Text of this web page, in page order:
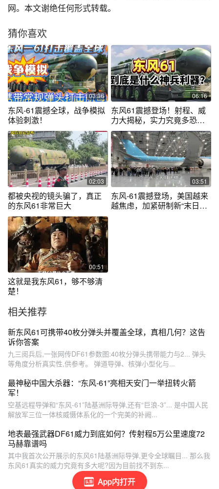
App内打开
网。本文谢绝任何形式转载。
猜你喜欢
03:36
东风-61震撼全球，战争模拟
体验刺激！
06:16
东风61震撼登场！射程、威
力大揭秘，实力究竟多恐
怖？
02:03
都被央视的镜头骗了，真正
的东风61非常巨大
03:51
东风-61震撼登场，美国越来
越焦虑，加紧研制新“末日飞
00:51
这就是我东风61，够不够清
楚！
相关推荐
新东风61可携带40枚分弹头并覆盖全球，真相几何？这告
诉你答案
九三阅兵后,一张网传DF61参数图:40枚分弹头携带能力与2... 弹头
等角度分析真实性,供参考。 弹道导弹、核弹小型化与...
最神秘中国大杀器：“东风-61”亮相天安门一举扭转火箭
军！
空基远程导弹和“东风-61”陆基洲际导弹,还有“巨浪-3”... 是中国人民
解放军三位一体核威慑体系化的一个完美的补阙...
地表最强武器DF61威力到底如何？传射程5万公里速度72
马赫靠谱吗
其中我首次公开展示的东风61陆基洲际导弹,更令全球瞩目... 那么我
东风61真实的威力究竟有多大呢?因为目前找不到东...